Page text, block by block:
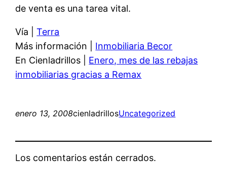
de venta es una tarea vital.
Vía |Terra
Más información | Inmobiliaria Becor
En Cienladrillos | Enero, mes de las rebajas
inmobiliarias gracias a Remax
enero 13, 2008cienladrillosUncategorized
Los comentarios están cerrados.